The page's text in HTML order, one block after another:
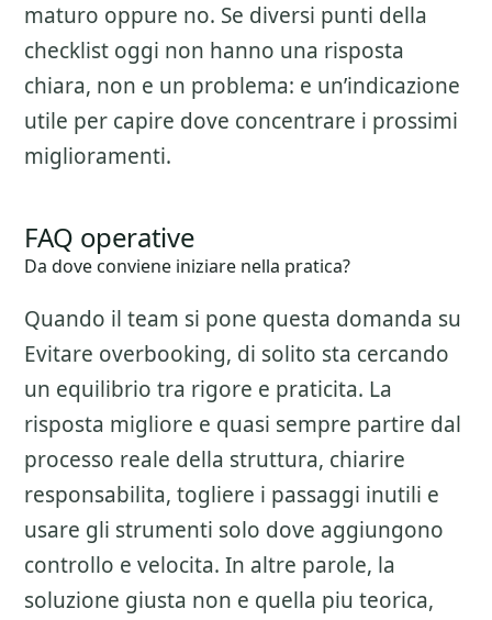
maturo oppure no. Se diversi punti della
checklist oggi non hanno una risposta
chiara, non e un problema: e un’indicazione
utile per capire dove concentrare i prossimi
miglioramenti.
FAQ operative
Da dove conviene iniziare nella pratica?
Quando il team si pone questa domanda su
Evitare overbooking, di solito sta cercando
un equilibrio tra rigore e praticita. La
risposta migliore e quasi sempre partire dal
processo reale della struttura, chiarire
responsabilita, togliere i passaggi inutili e
usare gli strumenti solo dove aggiungono
controllo e velocita. In altre parole, la
soluzione giusta non e quella piu teorica,